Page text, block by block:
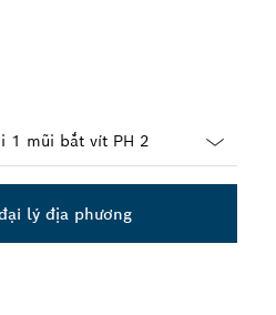
lý địa phương